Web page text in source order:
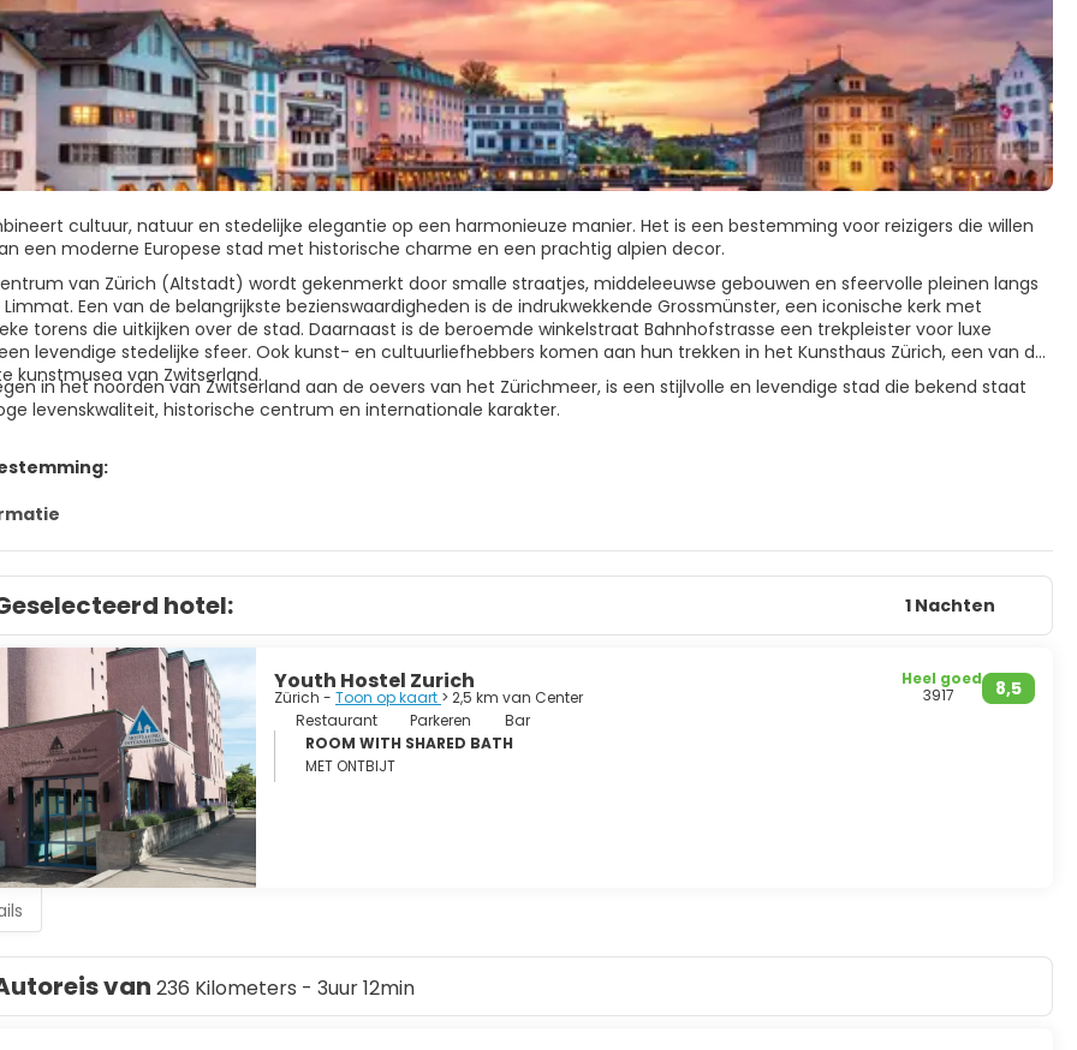
in het noorden van Zwitserland aan de oevers van het Zürichmeer, is een stijlvolle en levendige stad die bekend staat
levenskwaliteit, historische centrum en internationale karakter.
van Zürich (Altstadt) wordt gekenmerkt door smalle straatjes, middeleeuwse gebouwen en sfeervolle pleinen langs
Een van de belangrijkste bezienswaardigheden is de indrukwekkende Grossmünster, een iconische kerk met
torens die uitkijken over de stad. Daarnaast is de beroemde winkelstraat Bahnhofstrasse een trekpleister voor luxe
levendige stedelijke sfeer. Ook kunst- en cultuurliefhebbers komen aan hun trekken in het Kunsthaus Zürich, een van de
kunstmusea van Zwitserland.
cultuur, natuur en stedelijke elegantie op een harmonieuze manier. Het is een bestemming voor reizigers die willen
een moderne Europese stad met historische charme en een prachtig alpien decor.
hotel: 1 Nachten
Youth Hostel Zurich
Zürich - Toon op kaart > 2,5 km van Center 8,5
Heel goed
3917
Restaurant
Parkeren
Bar
ROOM WITH SHARED BATH
MET ONTBIJT
van 236 Kilometers - 3uur 12min